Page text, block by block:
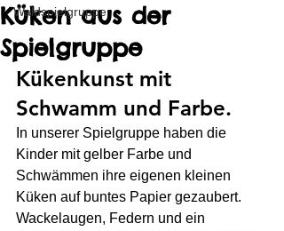
Waldspielgruppe
Küken aus der
Spielgruppe
Kükenkunst mit
Schwamm und Farbe.
In unserer Spielgruppe haben die
Kinder mit gelber Farbe und
Schwämmen ihre eigenen kleinen
Küken auf buntes Papier gezaubert.
Wackelaugen, Federn und ein